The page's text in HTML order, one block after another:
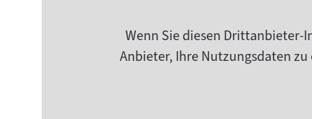
Wenn Sie diesen Drittanbieter-
Anbieter, Ihre Nutzungsdaten